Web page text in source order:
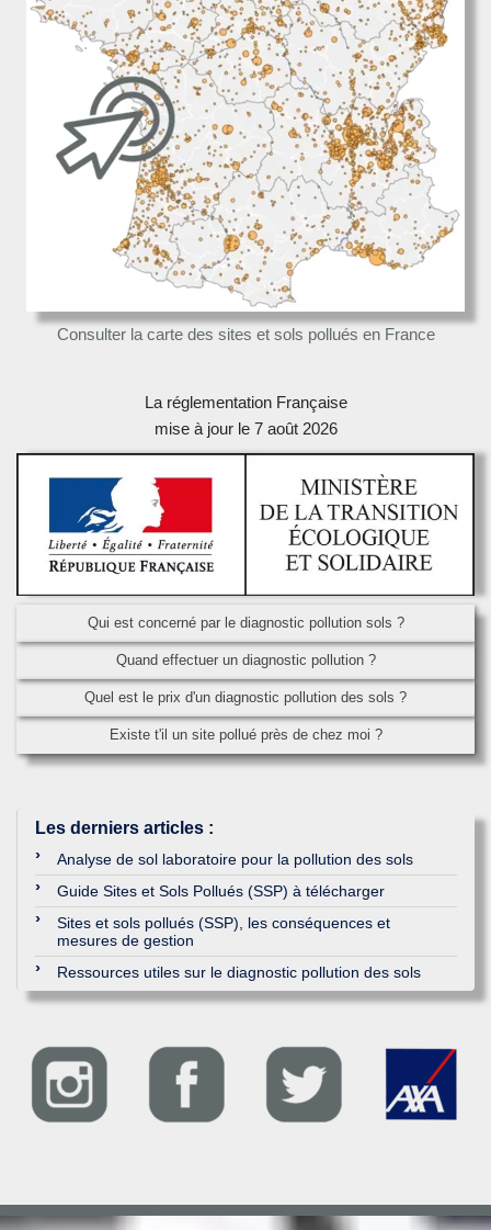
Consulter la carte des sites et sols pollués en France
La réglementation Française
mise à jour le 7 août 2026
Qui est concerné par le diagnostic pollution sols ?
Quand effectuer un diagnostic pollution ?
Quel est le prix d'un diagnostic pollution des sols ?
Existe t'il un site pollué près de chez moi ?
Les derniers articles :
Analyse de sol laboratoire pour la pollution des sols
Guide Sites et Sols Pollués (SSP) à télécharger
Sites et sols pollués (SSP), les conséquences et
mesures de gestion
Ressources utiles sur le diagnostic pollution des sols